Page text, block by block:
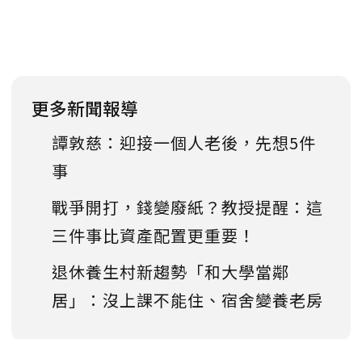
更多新聞報導
譚敦慈：迎接一個人老後，先想5件
事
戰爭開打，錢變廢紙？教授提醒：這
三件事比資產配置更重要！
退休養生村新趨勢「和大學當鄰
居」：沒上課不能住、宿舍變養老房